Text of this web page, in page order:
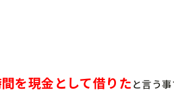
を現金として借りた と言う